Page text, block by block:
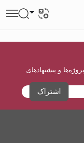
و پیشنهادهای
اشتراک